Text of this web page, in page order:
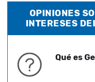
OPINIONES
INTERESES
Qué es